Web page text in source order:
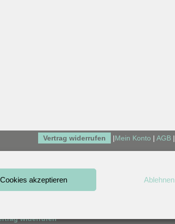
Cookies akzeptieren Ablehnen
Vertrag widerrufen |Mein Konto | AGB |
widerrufen